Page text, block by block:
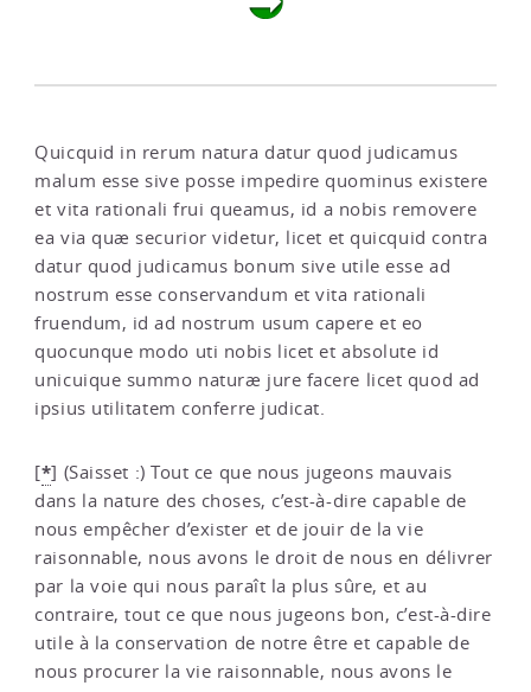
Quicquid in rerum natura datur quod judicamus
malum esse sive posse impedire quominus existere
et vita rationali frui queamus, id a nobis removere
ea via quæ securior videtur, licet et quicquid contra
datur quod judicamus bonum sive utile esse ad
nostrum esse conservandum et vita rationali
fruendum, id ad nostrum usum capere et eo
quocunque modo uti nobis licet et absolute id
unicuique summo naturæ jure facere licet quod ad
ipsius utilitatem conferre judicat.
[*] (Saisset :) Tout ce que nous jugeons mauvais
dans la nature des choses, c’est-à-dire capable de
nous empêcher d’exister et de jouir de la vie
raisonnable, nous avons le droit de nous en délivrer
par la voie qui nous paraît la plus sûre, et au
contraire, tout ce que nous jugeons bon, c’est-à-dire
utile à la conservation de notre être et capable de
nous procurer la vie raisonnable, nous avons le